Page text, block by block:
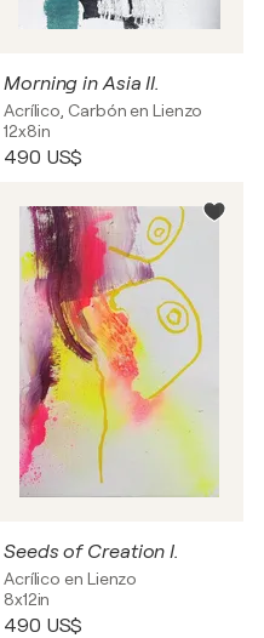
Morning in Asia II.
Acrílico, Carbón en Lienzo
12x8in
490 US$
Seeds of Creation I.
Acrílico en Lienzo
8x12in
490 US$